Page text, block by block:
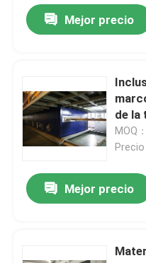
máquina de teñir de
Secadora de la caída
Relaje una máquina
Mejor precio
de la
larga
MOQ
Mejor precio